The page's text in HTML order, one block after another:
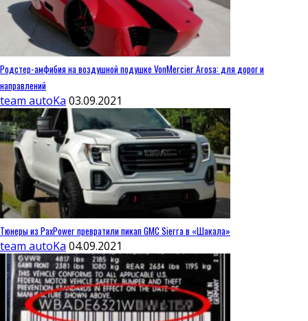
Родстер-амфибия на воздушной подушке VonMercier Arosa: для дорог и
направлений
team autoKa 03.09.2021
Тюнеры из PaxPower превратили пикап GMC Sierra в «Шакала»
team autoKa 04.09.2021